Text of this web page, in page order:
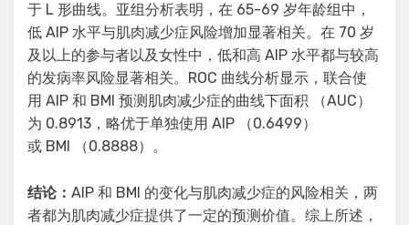
于 L 形曲线。亚组分析表明，在 65-69 岁年龄组中，
低 AIP 水平与肌肉减少症风险增加显著相关。在 70 岁
及以上的参与者以及女性中，低和高 AIP 水平都与较高
的发病率风险显著相关。ROC 曲线分析显示，联合使
用 AIP 和 BMI 预测肌肉减少症的曲线下面积 （AUC）
为 0.8913，略优于单独使用 AIP （0.6499）
或 BMI （0.8888）。
结论： AIP 和 BMI 的变化与肌肉减少症的风险相关，两
者都为肌肉减少症提供了一定的预测价值。综上所述，